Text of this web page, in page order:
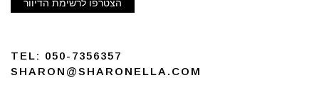
הצטרפו לרשימת הדיוור
TEL: 050-7356357
SHARON@SHARONELLA.COM